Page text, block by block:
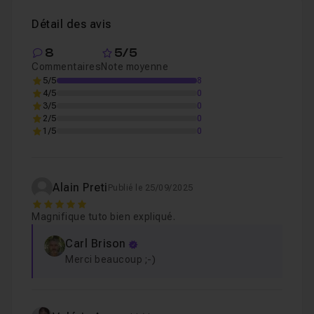
Chapitre 2 : Application 1h26
Chapitre 3 : Conclusion
Détail des avis
8
Commentaires
5/5
Note moyenne
5/5
8
4/5
0
3/5
0
2/5
0
1/5
0
Alain Preti Publié le 25/09/2025
5
Magnifique tuto bien expliqué.
Carl Brison
Merci beaucoup ;-)